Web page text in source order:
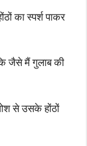
का स्पर्श पाकर
जैसे मैं गुलाब की
से उसके होंठों